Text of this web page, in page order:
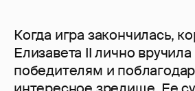
Когда игра закончилась,
Елизавета II лично
победителям и